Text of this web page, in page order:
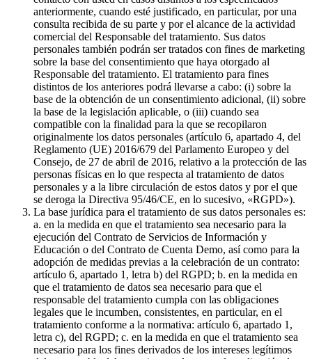
anteriormente, cuando esté justificado, en particular, por una
consulta recibida de su parte y por el alcance de la actividad
comercial del Responsable del tratamiento. Sus datos
personales también podrán ser tratados con fines de marketing
sobre la base del consentimiento que haya otorgado al
Responsable del tratamiento. El tratamiento para fines
distintos de los anteriores podrá llevarse a cabo: (i) sobre la
base de la obtención de un consentimiento adicional, (ii) sobre
la base de la legislación aplicable, o (iii) cuando sea
compatible con la finalidad para la que se recopilaron
originalmente los datos personales (artículo 6, apartado 4, del
Reglamento (UE) 2016/679 del Parlamento Europeo y del
Consejo, de 27 de abril de 2016, relativo a la protección de las
personas físicas en lo que respecta al tratamiento de datos
personales y a la libre circulación de estos datos y por el que
se deroga la Directiva 95/46/CE, en lo sucesivo, «RGPD»).
La base jurídica para el tratamiento de sus datos personales es:
a. en la medida en que el tratamiento sea necesario para la
ejecución del Contrato de Servicios de Información y
Educación o del Contrato de Cuenta Demo, así como para la
adopción de medidas previas a la celebración de un contrato:
artículo 6, apartado 1, letra b) del RGPD; b. en la medida en
que el tratamiento de datos sea necesario para que el
responsable del tratamiento cumpla con las obligaciones
legales que le incumben, consistentes, en particular, en el
tratamiento conforme a la normativa: artículo 6, apartado 1,
letra c), del RGPD; c. en la medida en que el tratamiento sea
necesario para los fines derivados de los intereses legítimos